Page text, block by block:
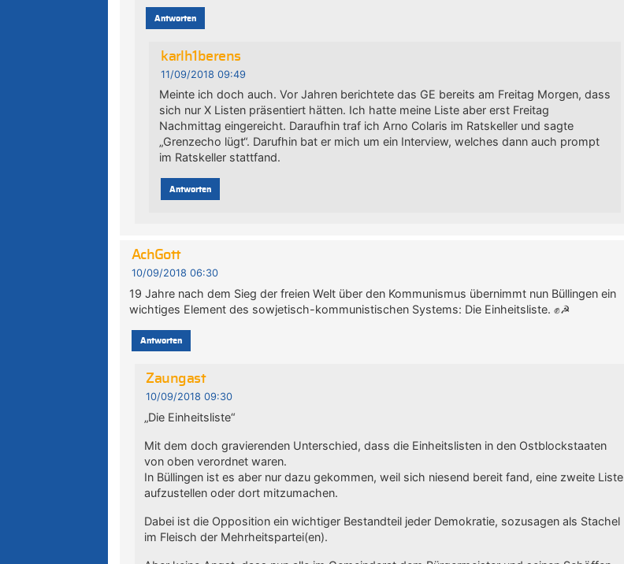
Antworten
karlh1berens
11/09/2018 09:49
Meinte ich doch auch. Vor Jahren berichtete das GE bereits am Freitag Morgen, dass
sich nur X Listen präsentiert hätten. Ich hatte meine Liste aber erst Freitag
Nachmittag eingereicht. Daraufhin traf ich Arno Colaris im Ratskeller und sagte
„Grenzecho lügt“. Darufhin bat er mich um ein Interview, welches dann auch prompt
im Ratskeller stattfand.
Antworten
AchGott
10/09/2018 06:30
19 Jahre nach dem Sieg der freien Welt über den Kommunismus übernimmt nun Büllingen ein
wichtiges Element des sowjetisch-kommunistischen Systems: Die Einheitsliste. ✊☭
Antworten
Zaungast
10/09/2018 09:30
„Die Einheitsliste“
Mit dem doch gravierenden Unterschied, dass die Einheitslisten in den Ostblockstaaten
von oben verordnet waren.
In Büllingen ist es aber nur dazu gekommen, weil sich niesend bereit fand, eine zweite Liste
aufzustellen oder dort mitzumachen.
Dabei ist die Opposition ein wichtiger Bestandteil jeder Demokratie, sozusagen als Stachel
im Fleisch der Mehrheitspartei(en).